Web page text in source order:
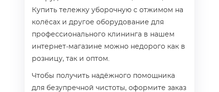
Купить тележку уборочную с отжимом на
колёсах и другое оборудование для
профессионального клининга в нашем
интернет‑магазине можно недорого как в
розницу, так и оптом.
Чтобы получить надёжного помощника
для безупречной чистоты, оформите заказ